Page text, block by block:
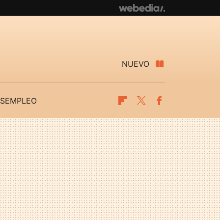
NUEVO
Flipboard
Twitter